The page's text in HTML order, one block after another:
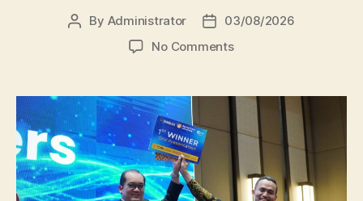
Post
By Administrator
Post03/08/2026
No Commentson
Unissula
Raih
Penghargaan
Utama
di
Konferensi